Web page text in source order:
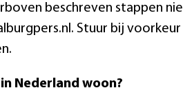
beschreven stappen
Stuur bij
Nederland woon?